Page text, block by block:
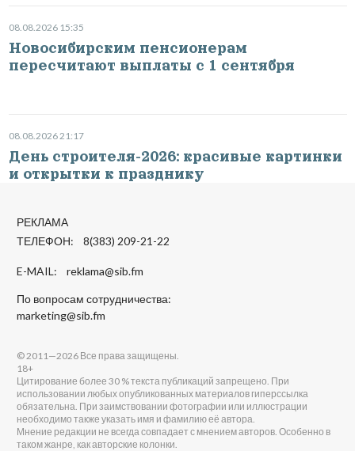
08.08.2026 15:35
Новосибирским пенсионерам
пересчитают выплаты с 1 сентября
08.08.2026 21:17
День строителя-2026: красивые картинки
и открытки к празднику
РЕКЛАМА
ТЕЛЕФОН: 8(383) 209-21-22
E-MAIL: reklama@sib.fm
По вопросам сотрудничества:
marketing@sib.fm
© 2011—2026 Все права защищены.
18+
Цитирование более 30 % текста публикаций запрещено. При
использовании любых опубликованных материалов гиперссылка
обязательна. При заимствовании фотографии или иллюстрации
необходимо также указать имя и фамилию её автора.
Мнение редакции не всегда совпадает с мнением авторов. Особенно в
таком жанре, как авторские колонки.